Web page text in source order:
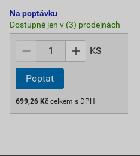
Na poptávku
Dostupné jen v (3) prodejnách
KS
Poptat
699,26 Kč celkem s DPH